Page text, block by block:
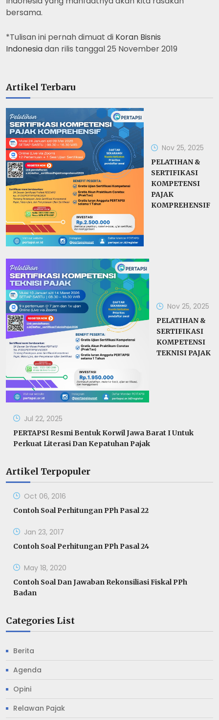
bersama.
*Tulisan ini pernah dimuat di Koran Bisnis
Indonesiadan rilis tanggal 25 November 2019
Artikel Terbaru
Nov 25, 2025
PELATIHAN &
SERTIFIKASI
KOMPETENSI
PAJAK
KOMPREHENSIF
Nov 25, 2025
PELATIHAN &
SERTIFIKASI
KOMPETENSI
TEKNISI PAJAK
Jul 22, 2025
PERTAPSI Resmi Bentuk Korwil Jawa Barat I Untuk
Perkuat Literasi Dan Kepatuhan Pajak
Artikel Terpopuler
Oct 06, 2016
Contoh Soal Perhitungan PPh Pasal 22
Jan 23, 2017
Contoh Soal Perhitungan PPh Pasal 24
May 18, 2020
Contoh Soal Dan Jawaban Rekonsiliasi Fiskal PPh
Badan
Categories List
Berita
Agenda
Opini
Relawan Pajak